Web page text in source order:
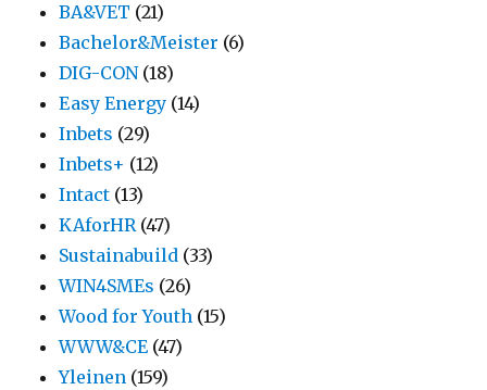
BA&VET (21)
Bachelor&Meister (6)
DIG-CON(18)
Easy Energy (14)
Inbets (29)
Inbets+ (12)
Intact (13)
KAforHR(47)
Sustainabuild (33)
WIN4SMEs (26)
Wood for Youth (15)
WWW&CE (47)
Yleinen (159)